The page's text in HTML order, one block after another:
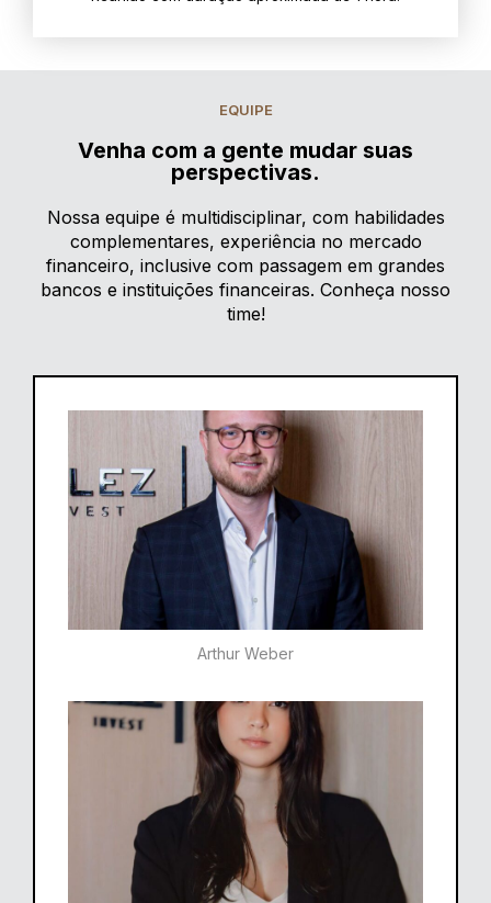
EQUIPE
Venha com a gente mudar suas
perspectivas.
Nossa equipe é multidisciplinar, com habilidades
complementares, experiência no mercado
financeiro, inclusive com passagem em grandes
bancos e instituições financeiras. Conheça nosso
time!
Arthur Weber